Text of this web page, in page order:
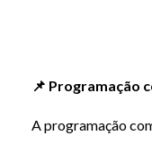
📌 Programação
A programação